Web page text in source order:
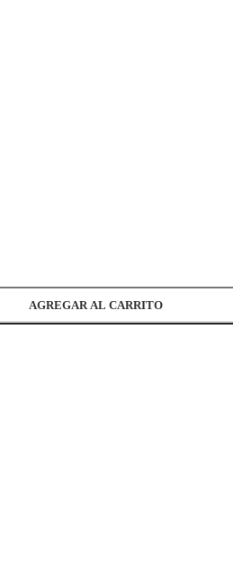
AGREGAR AL CARRITO